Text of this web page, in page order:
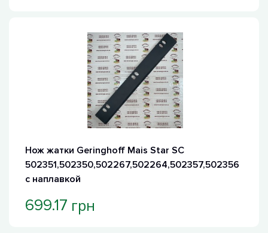
Нож жатки Geringhoff Mais Star SC
502351,502350,502267,502264,502357,502356
с наплавкой
699.17 грн